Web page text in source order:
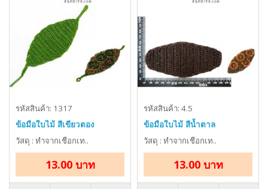
รหัสสินค้า: 1317
ข้อมือใบไม้ สีเขียวตอง
วัสดุ : ทำจากเชือกเท..
13.00 บาท
รหัสสินค้า: 4.5
ข้อมือใบไม้ สีน้ำตาล
วัสดุ : ทำจากเชือกเท..
13.00 บาท